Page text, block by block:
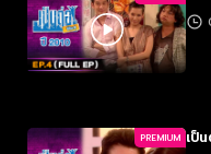
PREMIUM เป็